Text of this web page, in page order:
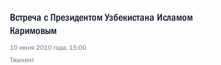
Встреча с Президентом Узбекистана Исламом
Каримовым
10 июня 2010 года, 15:00
Ташкент